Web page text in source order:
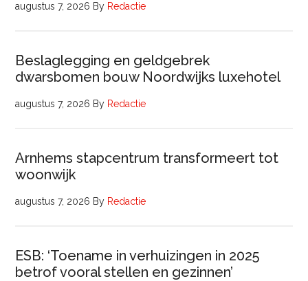
augustus 7, 2026 By Redactie
Beslaglegging en geldgebrek
dwarsbomen bouw Noordwijks luxehotel
augustus 7, 2026 By Redactie
Arnhems stapcentrum transformeert tot
woonwijk
augustus 7, 2026 By Redactie
ESB: ‘Toename in verhuizingen in 2025
betrof vooral stellen en gezinnen’